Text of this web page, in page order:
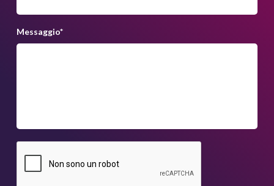
Messaggio*